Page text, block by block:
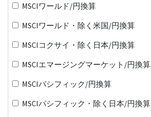
MSCIワールド/円換算
MSCIワールド・除く米国/円換算
MSCIコクサイ・除く日本/円換算
MSCIエマージングマーケット/円換算
MSCIパシフィック/円換算
MSCIパシフィック・除く日本/円換算